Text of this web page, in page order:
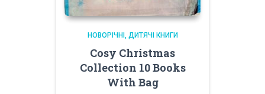
НОВОРІЧНІ ДИТЯЧІ КНИГИ
Cosy Christmas
Collection 10 Books
With Bag